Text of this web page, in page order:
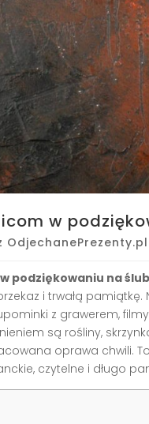
w
OdjechanePrezenty.pl
podziękowaniu na
i trwałą
z grawerem,
są rośliny,
oprawa chwili.
czytelne i długo